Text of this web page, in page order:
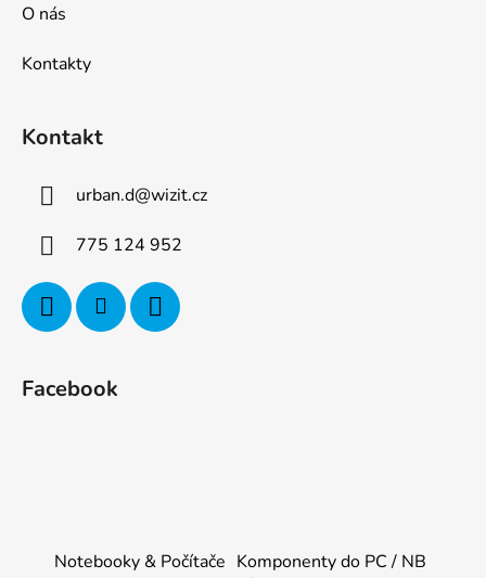
O nás
Kontakty
Kontakt
urban.d@wizit.cz
775 124 952
Facebook
Notebooky & Počítače Komponenty do PC / NB